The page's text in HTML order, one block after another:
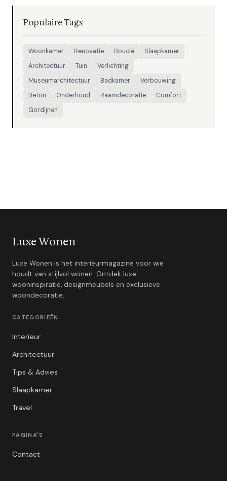
Populaire Tags
Woonkamer Renovatie Bouclé
Slaapkamer
Architectuur
Tuin
Verlichting
Museumarchitectuur
Badkamer
Verbouwing
Beton
Onderhoud Raamdecoratie
Comfort
Gordijnen
Luxe Wonen
Luxe Wonen is het interieurmagazine voor wie
houdt van stijlvol wonen. Ontdek luxe
wooninspiratie, designmeubels en exclusieve
woondecoratie.
CATEGORIEËN
Interieur
Architectuur
Tips & Advies
Slaapkamer
Travel
PAGINA'S
Contact